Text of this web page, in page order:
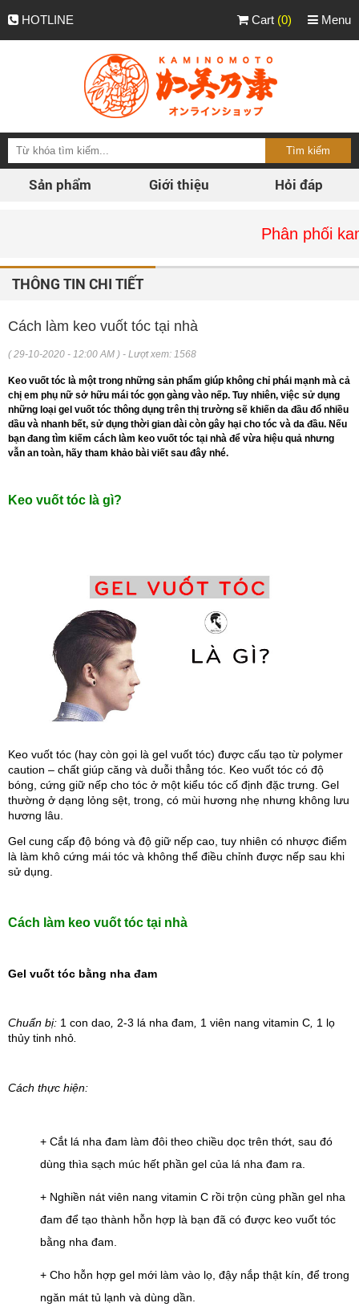
HOTLINE Menu
Cart (0)
Sản phẩm Giới thiệu Hỏi đáp
Phân phối
THÔNG TIN CHI TIẾT
Cách làm keo vuốt tóc tại nhà
( 29-10-2020 - 12:00 AM ) - Lượt xem: 1568
Keo vuốt tóc là một trong những sản phẩm giúp không chỉ phái mạnh mà cả
chị em phụ nữ sở hữu mái tóc gọn gàng vào nếp. Tuy nhiên, việc sử dụng
những loại gel vuốt tóc thông dụng trên thị trường sẽ khiến da đầu đổ nhiều
dầu và nhanh bết, sử dụng thời gian dài còn gây hại cho tóc và da đầu. Nếu
bạn đang tìm kiếm cách làm keo vuốt tóc tại nhà để vừa hiệu quả nhưng
vẫn an toàn, hãy tham khảo bài viết sau đây nhé.
Keo vuốt tóc là gì?
Keo vuốt tóc (hay còn gọi là gel vuốt tóc) được cấu tạo từ polymer
caution – chất giúp căng và duỗi thẳng tóc. Keo vuốt tóc có độ
bóng, cứng giữ nếp cho tóc ở một kiểu tóc cố định đặc trưng. Gel
thường ở dạng lỏng sệt, trong, có mùi hương nhẹ nhưng không lưu
hương lâu.
Gel cung cấp độ bóng và độ giữ nếp cao, tuy nhiên có nhược điểm
là làm khô cứng mái tóc và không thể điều chỉnh được nếp sau khi
sử dụng.
Cách làm keo vuốt tóc tại nhà
Gel vuốt tóc bằng nha đam
Chuẩn bị: 1 con dao, 2-3 lá nha đam, 1 viên nang vitamin C, 1 lọ
thủy tinh nhỏ.
Cách thực hiện:
+ Cắt lá nha đam làm đôi theo chiều dọc trên thớt, sau đó
dùng thìa sạch múc hết phần gel của lá nha đam ra.
+ Nghiền nát viên nang vitamin C rồi trộn cùng phần gel nha
đam để tạo thành hỗn hợp là bạn đã có được keo vuốt tóc
bằng nha đam.
+ Cho hỗn hợp gel mới làm vào lọ, đậy nắp thật kín, để trong
ngăn mát tủ lạnh và dùng dần.